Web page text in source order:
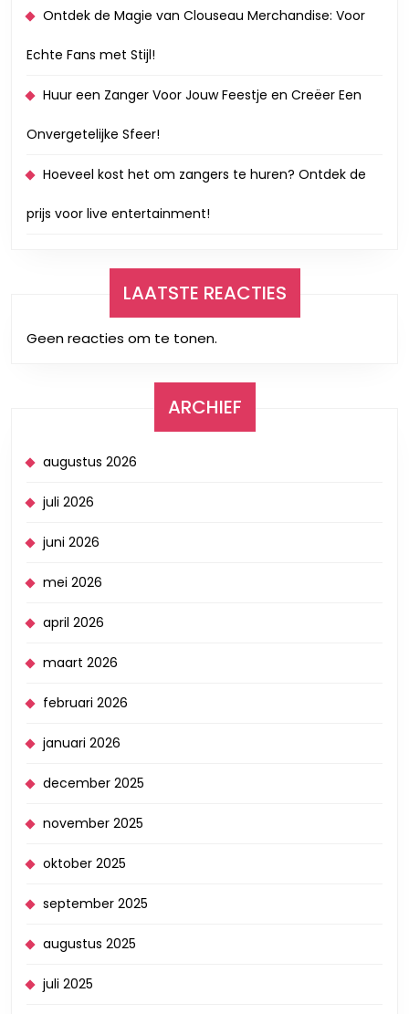
Ontdek de Magie van Clouseau Merchandise: Voor
Echte Fans met Stijl!
Huur een Zanger Voor Jouw Feestje en Creëer Een
Onvergetelijke Sfeer!
Hoeveel kost het om zangers te huren? Ontdek de
prijs voor live entertainment!
LAATSTE REACTIES
Geen reacties om te tonen.
ARCHIEF
augustus 2026
juli 2026
juni 2026
mei 2026
april 2026
maart 2026
februari 2026
januari 2026
december 2025
november 2025
oktober 2025
september 2025
augustus 2025
juli 2025